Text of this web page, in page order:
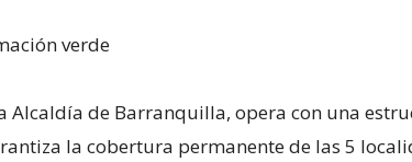
verde
Alcaldía de Barranquilla, opera con una
la cobertura permanente de las 5